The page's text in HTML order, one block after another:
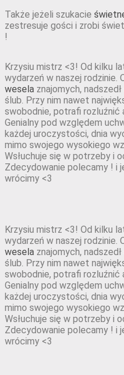
Także jeżeli szukacie
zestresuje gości i zrobi
!
Krzysiu mistrz <3! Od kilku
wydarzeń w naszej rodzinie.
wesela znajomych,
ślub. Przy nim nawet
swobodnie, potrafi
Genialny pod względem
każdej uroczystości, dnia
mimo swojego wysokiego
Wsłuchuje się w potrzeby i
Zdecydowanie polecamy ! i
wrócimy <3
Krzysiu mistrz <3! Od kilku
wydarzeń w naszej rodzinie.
wesela znajomych,
ślub. Przy nim nawet
swobodnie, potrafi
Genialny pod względem
każdej uroczystości, dnia
mimo swojego wysokiego
Wsłuchuje się w potrzeby i
Zdecydowanie polecamy ! i
wrócimy <3